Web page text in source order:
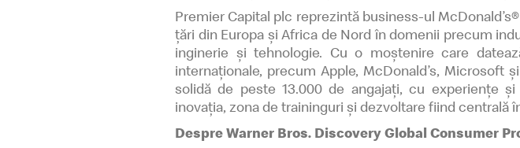
Premier Capital plc reprezintă business-ul
țări din Europa și Africa de Nord în domenii precum
inginerie și tehnologie. Cu o moștenire care
internaționale, precum Apple, McDonald’s, Microsoft
solidă de peste 13.000 de angajați, cu experiențe
inovația, zona de traininguri și dezvoltare fiind centrală
Despre Warner Bros. Discovery Global Consumer